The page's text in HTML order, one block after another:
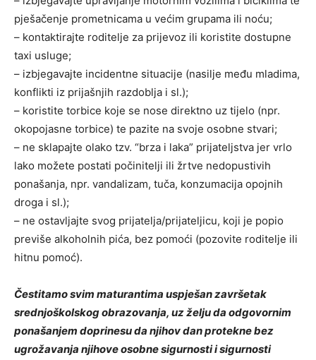
pješačenje prometnicama u većim grupama ili noću;
– kontaktirajte roditelje za prijevoz ili koristite dostupne
taxi usluge;
– izbjegavajte incidentne situacije (nasilje među mladima,
konflikti iz prijašnjih razdoblja i sl.);
– koristite torbice koje se nose direktno uz tijelo (npr.
okopojasne torbice) te pazite na svoje osobne stvari;
– ne sklapajte olako tzv. “brza i laka” prijateljstva jer vrlo
lako možete postati počinitelji ili žrtve nedopustivih
ponašanja, npr. vandalizam, tuča, konzumacija opojnih
droga i sl.);
– ne ostavljajte svog prijatelja/prijateljicu, koji je popio
previše alkoholnih pića, bez pomoći (pozovite roditelje ili
hitnu pomoć).
Čestitamo svim maturantima uspješan završetak
srednjoškolskog obrazovanja, uz želju da odgovornim
ponašanjem doprinesu da njihov dan protekne bez
ugrožavanja njihove osobne sigurnosti i sigurnosti